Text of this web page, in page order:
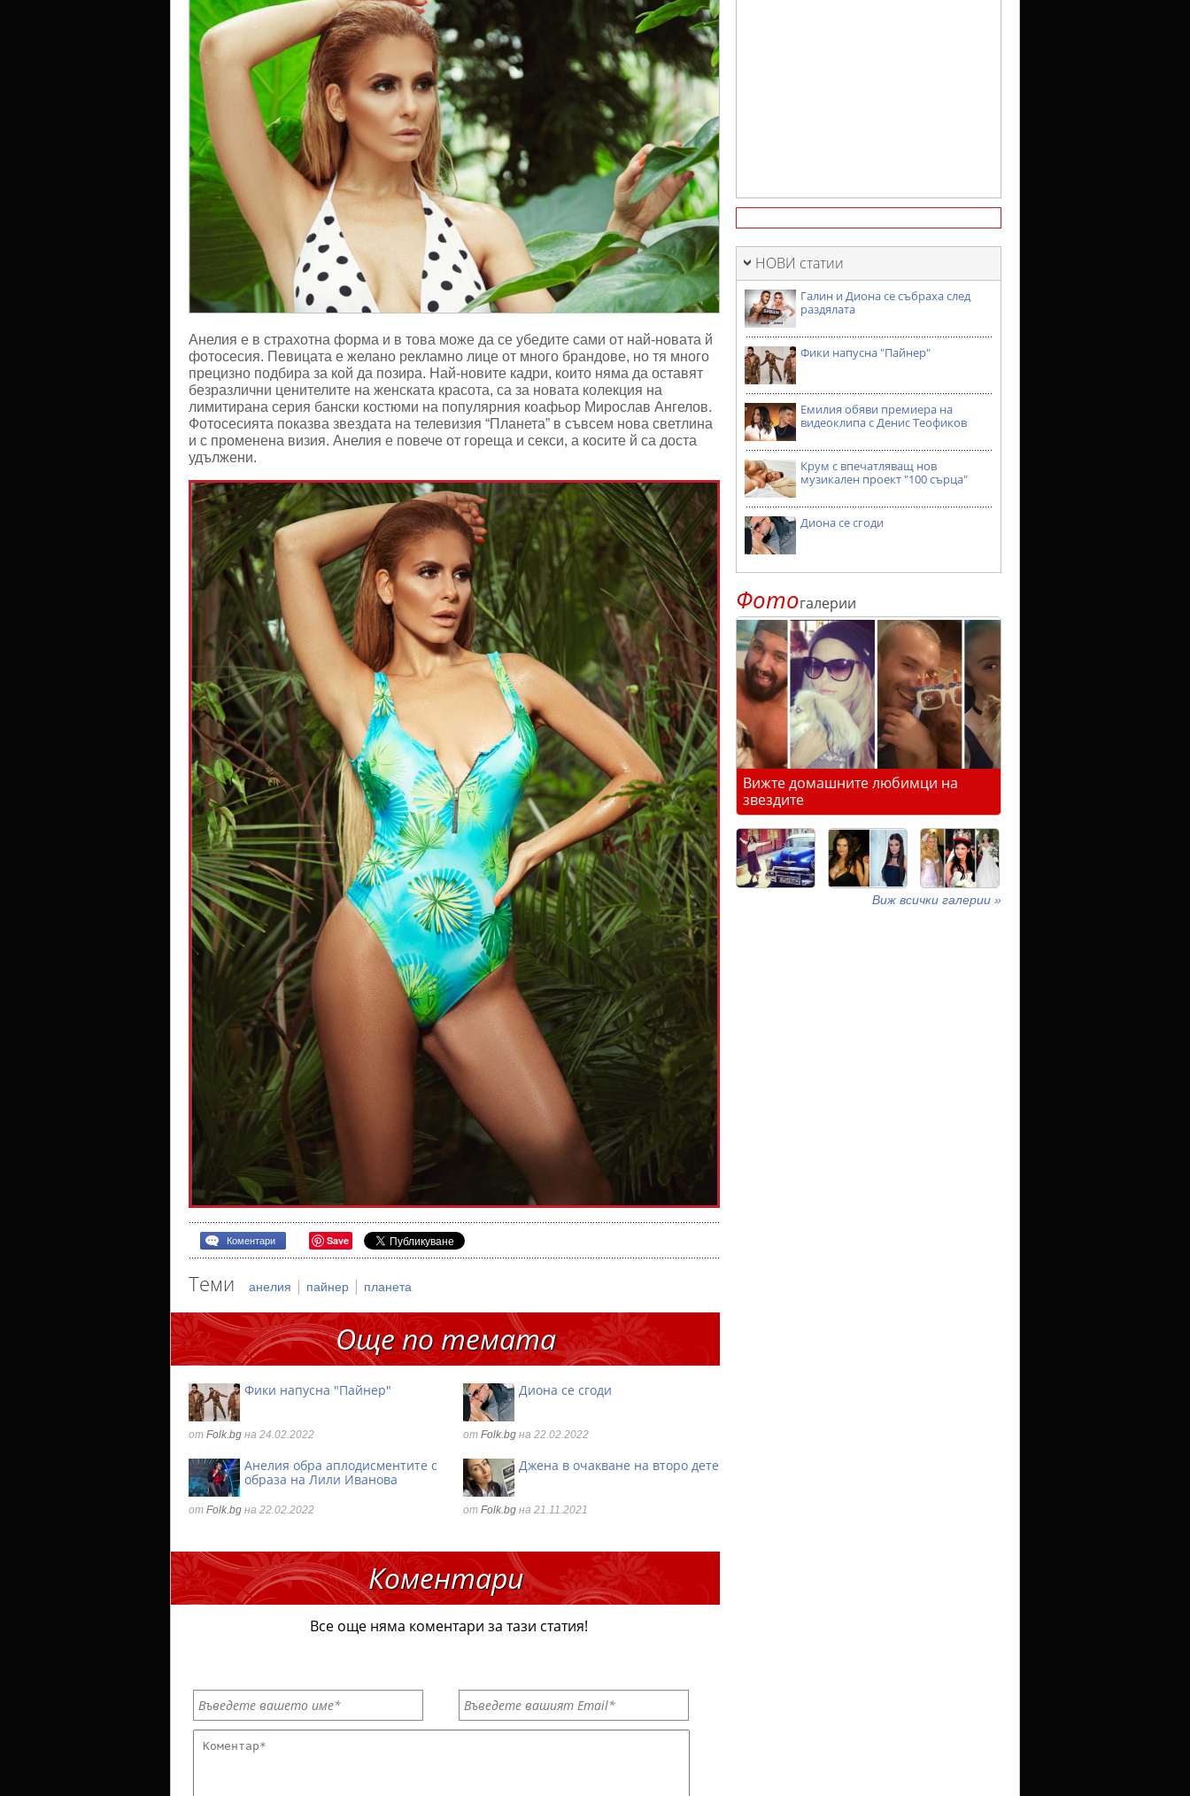
Анелия e в страхотна форма и в това може да се убедите сами от най-новата й
фотосесия. Певицата е желано рекламно лице от много брандове, но тя много
прецизно подбира за кой да позира. Най-новите кадри, които няма да оставят
безразлични ценителите на женската красота, са за новата колекция на
лимитирана серия бански костюми на популярния коафьор Мирослав Ангелов.
Фотосесията показва звездата на телевизия “Планета” в съвсем нова светлина
и с променена визия. Анелия е повече от гореща и секси, а косите й са доста
удължени.
Коментари Save
Теми анелия | пайнер | планета
Още по темата
Фики напусна "Пайнер"
от Folk.bg на 24.02.2022
Диона се сгоди
от Folk.bg на 22.02.2022
Анелия обра аплодисментите с
образа на Лили Иванова
от Folk.bg на 22.02.2022
Джена в очакване на второ дете
от Folk.bg на 21.11.2021
Коментари
Все още няма коментари за тази статия!
НОВИ статии
Галин и Диона се събраха след
раздялата
Фики напусна "Пайнер"
Емилия обяви премиера на
видеоклипа с Денис Теофиков
Крум с впечатляващ нов
музикален проект "100 сърца"
Диона се сгоди
Фотогалерии
Вижте домашните любимци на
звездите
Виж всички галерии »